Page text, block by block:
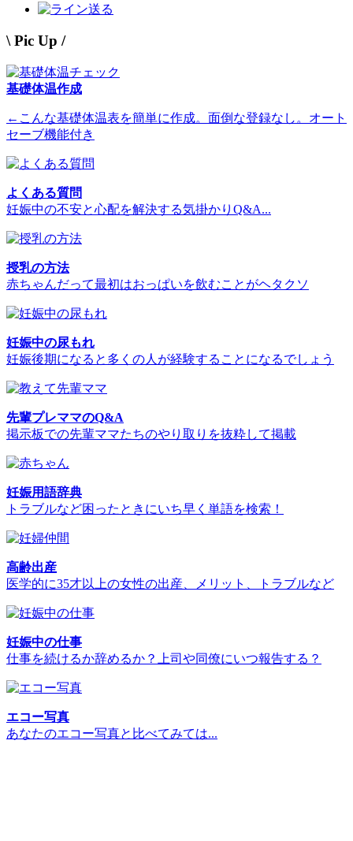
送る
\ Pic Up /
基礎体温作成
←こんな基礎体温表を簡単に作成。面倒な登録なし。オート
セーブ機能付き
よくある質問
妊娠中の不安と心配を解決する気掛かりQ&A...
授乳の方法
赤ちゃんだって最初はおっぱいを飲むことがヘタクソ
妊娠中の尿もれ
妊娠後期になると多くの人が経験することになるでしょう
先輩プレママのQ&A
掲示板での先輩ママたちのやり取りを抜粋して掲載
妊娠用語辞典
トラブルなど困ったときにいち早く単語を検索！
高齢出産
医学的に35才以上の女性の出産、メリット、トラブルなど
妊娠中の仕事
仕事を続けるか辞めるか？上司や同僚にいつ報告する？
エコー写真
あなたのエコー写真と比べてみては...